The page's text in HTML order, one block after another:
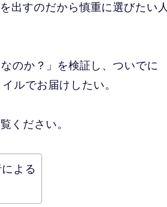
出すのだから慎重に選びたい人
のか？」を検証し、ついでに
ルでお届けしたい。
ください。
よる